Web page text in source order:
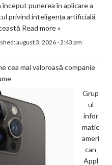
punerea în aplicare a
privind inteligența artificială
Read more »
august 3, 2026 - 2:43 pm
cea mai valoroasă companie
Grup
ul
infor
matic
ameri
can
Appl